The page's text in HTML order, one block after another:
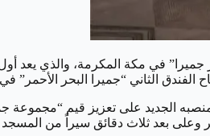
في مكة المكرمة، والذي يعد أول
الثاني “جميرا البحر الأحمر” في عام
وسيعمل في منصبه الجديد على تعزيز قيم